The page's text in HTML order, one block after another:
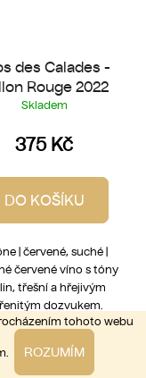
tohoto webu
ROZUMÍM
des Calades -
Rouge 2022
Skladem
375 Kč
DO KOŠÍKU
| červené, suché |
červené víno s tóny
třešní a hřejivým
dozvukem.